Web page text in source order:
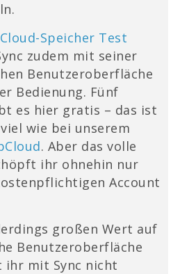
Cloud-Speicher Test
zudem mit seiner
Benutzeroberfläche
Bedienung. Fünf
es hier gratis – das ist
wie bei unserem
. Aber das volle
ihr ohnehin nur
Account
großen Wert auf
Benutzeroberfläche
ihr mit Sync nicht